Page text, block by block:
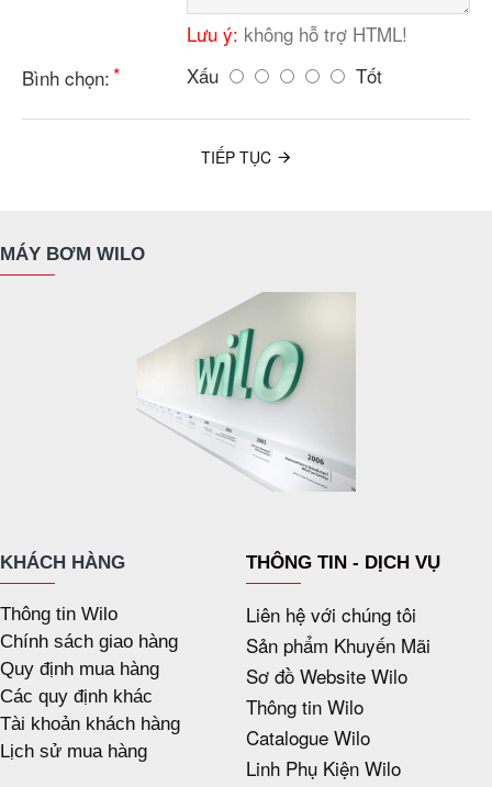
Lưu ý: không hỗ trợ HTML!
Bình chọn:
Xấu Tốt
TIẾP TỤC
MÁY BƠM WILO
KHÁCH HÀNG
Thông tin Wilo
Chính sách giao hàng
Quy định mua hàng
Các quy định khác
Tài khoản khách hàng
Lịch sử mua hàng
THÔNG TIN - DỊCH VỤ
Liên hệ với chúng tôi
Sản phẩm Khuyến Mãi
Sơ đồ Website Wilo
Thông tin Wilo
Catalogue Wilo
Linh Phụ Kiện Wilo